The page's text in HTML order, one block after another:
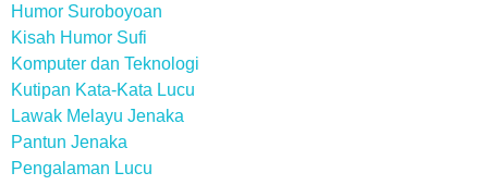
Humor Suroboyoan
Kisah Humor Sufi
Komputer dan Teknologi
Kutipan Kata-Kata Lucu
Lawak Melayu Jenaka
Pantun Jenaka
Pengalaman Lucu